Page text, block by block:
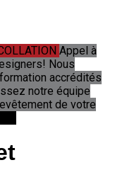
Appel à
Nous
accrédités
notre équipe
de votre